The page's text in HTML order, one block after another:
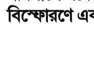
বিস্ফোরণে